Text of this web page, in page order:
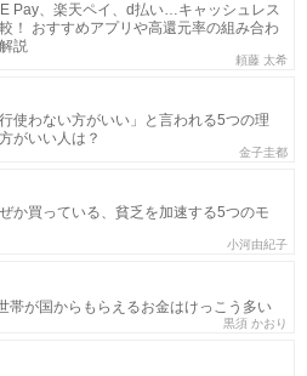
Pay、楽天ペイ、d払い…キャッシュレス
！ おすすめアプリや高還元率の組み合わ
説
頼藤 太希
行使わない方がいい」と言われる5つの理
がいい人は？
金子圭都
か買っている、貧乏を加速する5つのモ
小河由紀子
帯が国からもらえるお金はけっこう多い
黒須 かおり